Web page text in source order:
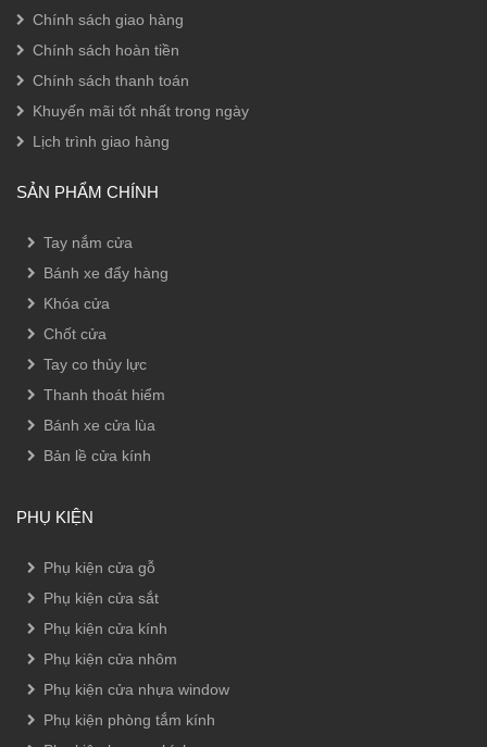
Chính sách giao hàng
Chính sách hoàn tiền
Chính sách thanh toán
Khuyến mãi tốt nhất trong ngày
Lịch trình giao hàng
SẢN PHẨM CHÍNH
Tay nắm cửa
Bánh xe đẩy hàng
Khóa cửa
Chốt cửa
Tay co thủy lực
Thanh thoát hiểm
Bánh xe cửa lùa
Bản lề cửa kính
PHỤ KIỆN
Phụ kiện cửa gỗ
Phụ kiện cửa sắt
Phụ kiện cửa kính
Phụ kiện cửa nhôm
Phụ kiện cửa nhựa window
Phụ kiện phòng tắm kính